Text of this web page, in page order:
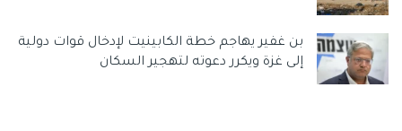
بن غفير يهاجم خطة الكابينيت لإدخال قوات دولية
إلى غزة ويكرر دعوته لتهجير السكان